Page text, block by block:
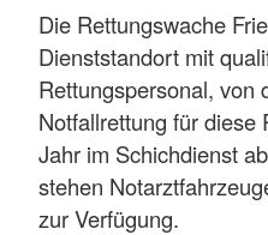
Die Rettungswache
Dienststandort mit
Rettungspersonal, von
Notfallrettung für diese
Jahr im Schichdienst
stehen
zur Verfügung.